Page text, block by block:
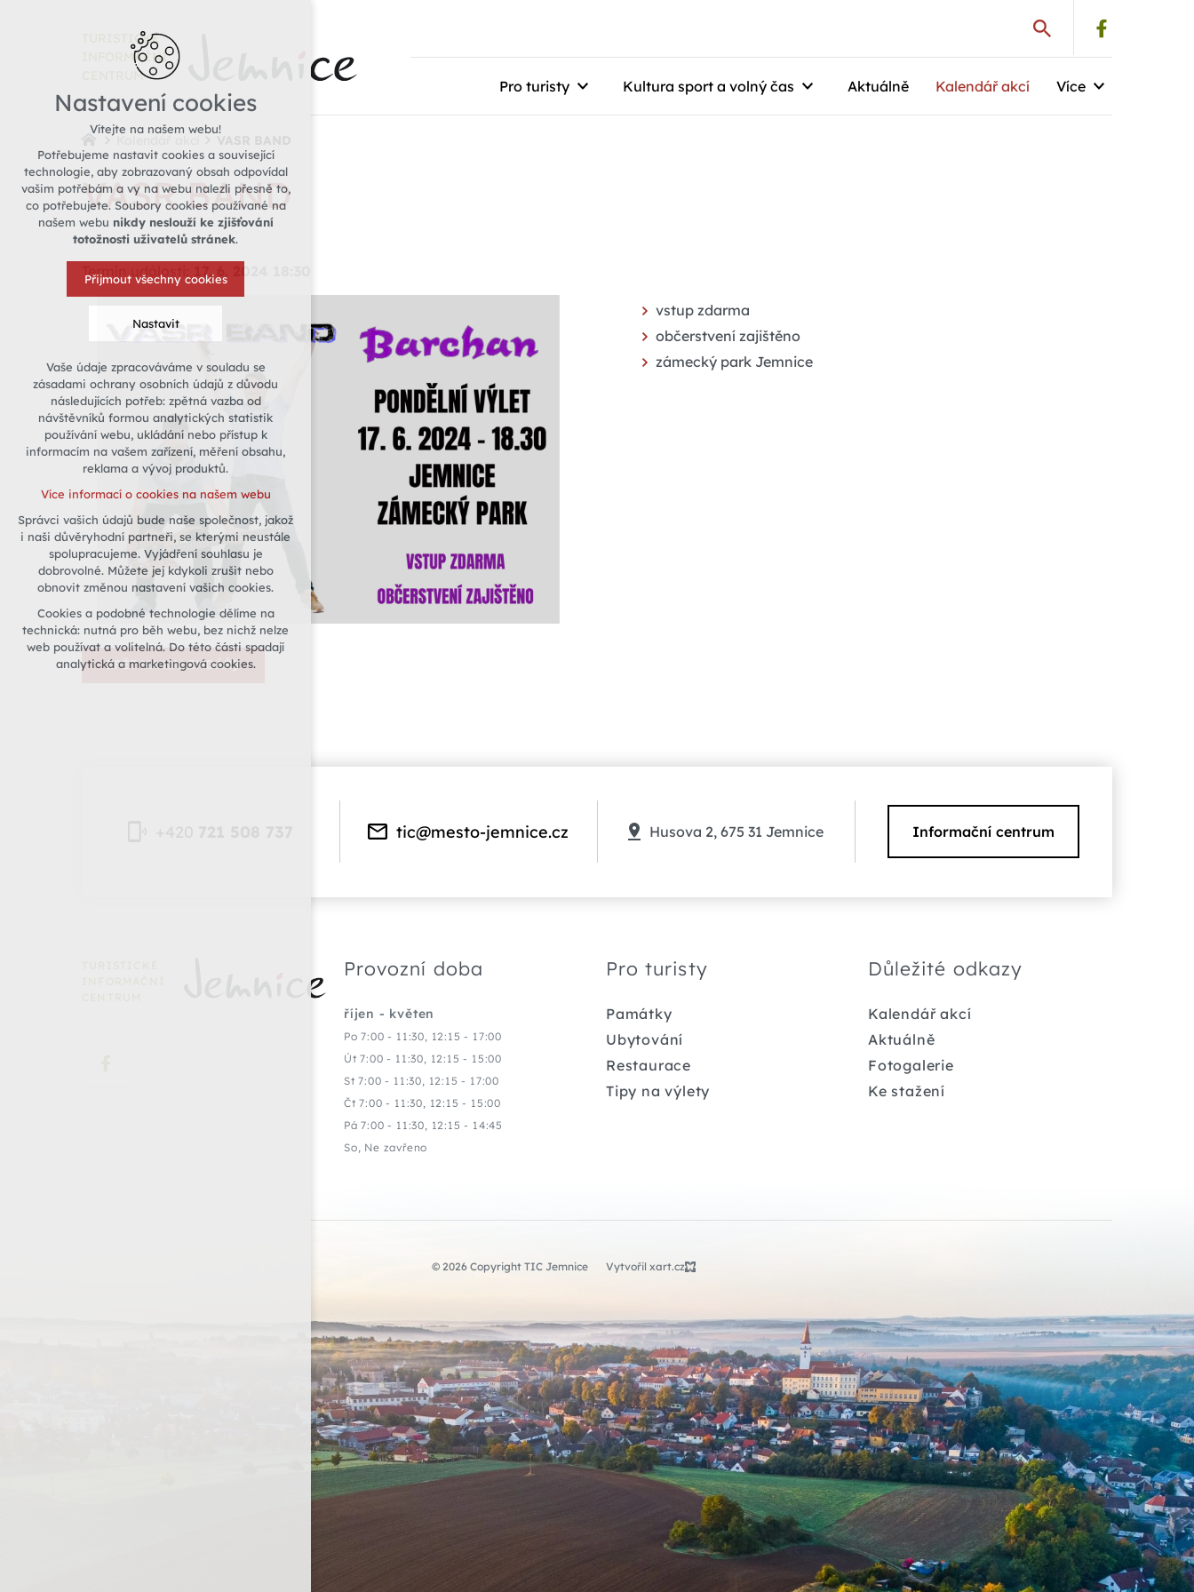
TURISTICKÉ
INFORMAČNÍ
CENTRUM
Pro turisty Kultura sport a volný čas Aktuálně Kalendář akcí Více
VASR BAND
Termín události: 17. 6. 2024 18:30
vstup zdarma
občerstvení zajištěno
zámecký park Jemnice
ZPĚT NA KALENDÁŘ
tic@mesto-jemnice.cz Husova 2, 675 31 Jemnice Informační centrum
Provozní doba
říjen - květen
Po 7:00 - 11:30, 12:15 - 17:00
Út 7:00 - 11:30, 12:15 - 15:00
St 7:00 - 11:30, 12:15 - 17:00
Čt 7:00 - 11:30, 12:15 - 15:00
Pá 7:00 - 11:30, 12:15 - 14:45
So, Ne zavřeno
Pro turisty
Památky
Ubytování
Restaurace
Tipy na výlety
Důležité odkazy
Kalendář akcí
Aktuálně
Fotogalerie
Ke stažení
© 2026 Copyright TIC Jemnice Vytvořil xart.cz
Nastavení cookies
Vítejte na našem webu!
Potřebujeme nastavit cookies a související
technologie, aby zobrazovaný obsah odpovídal
vašim potřebám a vy na webu nalezli přesně to,
co potřebujete. Soubory cookies používané na
našem webu nikdy neslouží ke zjišťování
totožnosti uživatelů stránek.
Přijmout všechny cookies
Nastavit
Technická cookies
nutná pro provozování webu
udržení kontextu stránek (session):
případná přihlášení, volby jazyka, apod.
Volitelná cookies
vyhodnocení návštěvnosti
marketingová cookies (Google)
Více informací o cookies na našem webu
Odmítnout vše
Vaše údaje zpracováváme v souladu se
zásadami ochrany osobních údajů z důvodu
následujících potřeb: zpětná vazba od
návštěvníků formou analytických statistik
používání webu, ukládání nebo přístup k
informacím na vašem zařízení, měření obsahu,
reklama a vývoj produktů.
Více informací o cookies na našem webu
Správci vašich údajů bude naše společnost, jakož
i naši důvěryhodní partneři, se kterými neustále
spolupracujeme. Vyjádření souhlasu je
dobrovolné. Můžete jej kdykoli zrušit nebo
obnovit změnou nastavení vašich cookies.
Cookies a podobné technologie dělíme na
technická: nutná pro běh webu, bez nichž nelze
web používat a volitelná. Do této části spadají
analytická a marketingová cookies.